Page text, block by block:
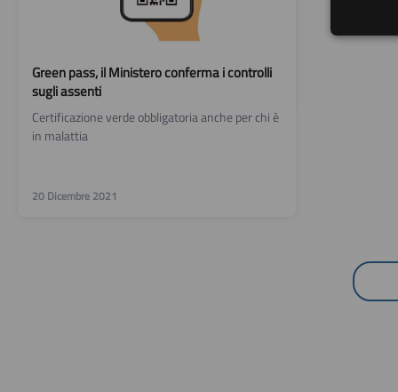
Green pass, il Ministero conferma i controlli
sugli assenti
Certificazione verde obbligatoria anche per chi è
in malattia
20 Dicembre 2021